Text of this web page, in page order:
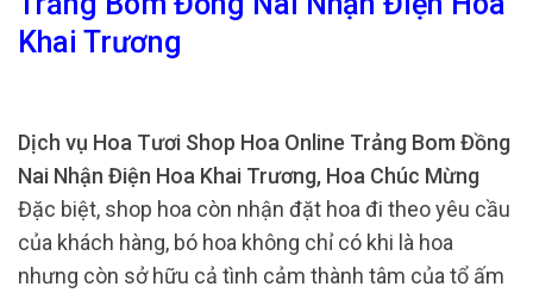
Khai Trương
Dịch vụ Hoa Tươi Shop Hoa Online Trảng Bom Đồng
Nai Nhận Điện Hoa Khai Trương, Hoa Chúc Mừng
Đặc biệt, shop hoa còn nhận đặt hoa đi theo yêu cầu
của khách hàng, bó hoa không chỉ có khi là hoa
nhưng còn sở hữu cả tình cảm thành tâm của tổ ấm